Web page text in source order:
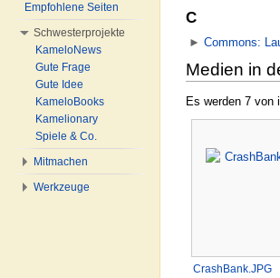
C
►Commons:
Medien in
Es werden 7 von
CrashBank.JPG
Empfohlene Seiten
Schwesterprojekte
KameloNews
Gute Frage
Gute Idee
KameloBooks
Kamelionary
Spiele & Co.
Mitmachen
Werkzeuge